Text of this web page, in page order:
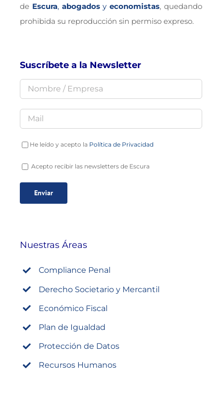
de Escura, abogadosyeconomistas, quedando
prohibida su reproducción sin permiso expreso.
Suscríbete a la Newsletter
He leído y acepto la Política de Privacidad
Acepto recibir las newsletters de Escura
Nuestras Áreas
Compliance Penal
Derecho Societario y Mercantil
Económico Fiscal
Plan de Igualdad
Protección de Datos
Recursos Humanos